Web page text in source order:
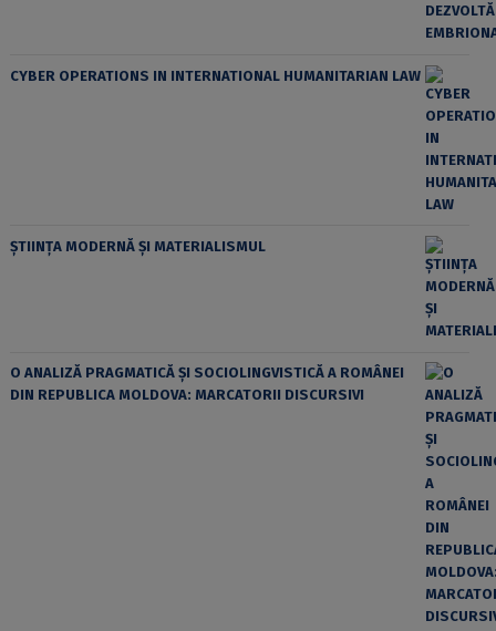
CYBER OPERATIONS IN INTERNATIONAL HUMANITARIAN LAW
ȘTIINȚA MODERNĂ ȘI MATERIALISMUL
O ANALIZĂ PRAGMATICĂ ȘI SOCIOLINGVISTICĂ A ROMÂNEI
DIN REPUBLICA MOLDOVA: MARCATORII DISCURSIVI